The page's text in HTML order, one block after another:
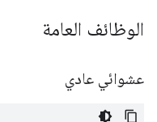
الوظائف العامة
عشوائي عادي